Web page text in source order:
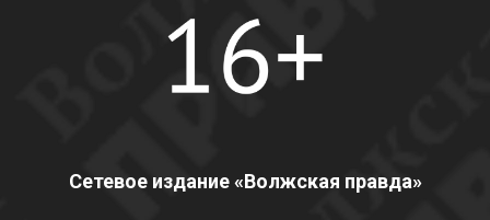
Сетевое издание «Волжская правда»